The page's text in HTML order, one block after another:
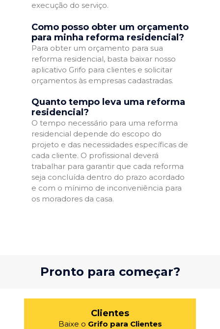
execução do serviço.
Como posso obter um orçamento
para minha reforma residencial?
Para obter um orçamento para sua
reforma residencial, basta baixar nosso
aplicativo Grifo para clientes e solicitar
orçamentos às empresas cadastradas.
Quanto tempo leva uma reforma
residencial?
O tempo necessário para uma reforma
residencial depende do escopo do
projeto e das necessidades específicas de
cada cliente. O profissional deverá
trabalhar para garantir que cada reforma
seja concluída dentro do prazo acordado
e com o mínimo de inconveniência para
os moradores da casa.
Pronto para começar?
Clientes
Baixe o Grifo para Clientes